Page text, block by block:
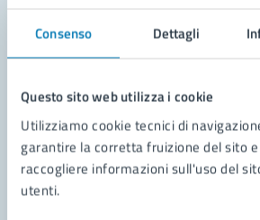
Consenso Dettagli
Questo sito web utilizza i cookie
Utilizziamo cookie tecnici di
garantire la corretta fruizione del sito
raccogliere informazioni sull'uso del
utenti.
Contatta il comune
Richiedi assistenza
Prenota appuntamento
Problemi in città